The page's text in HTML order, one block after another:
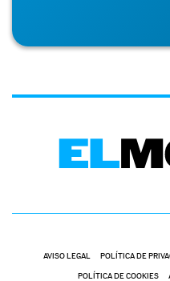
AVISO LEGAL POLÍTICA DE
POLÍTICA DE COOKIES